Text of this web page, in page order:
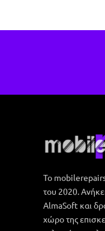
Το
του 2020.
AlmaSoft και
χώρο της